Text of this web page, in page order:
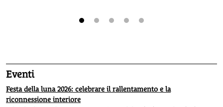
Eventi
Festa della luna 2026: celebrare il rallentamento e la
riconnessione interiore